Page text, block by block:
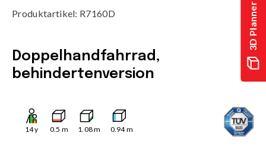
3D Planner
Produktartikel: R7160D
Doppelhandfahrrad,
behindertenversion
14y 0.5 m 1.08m 0.94m